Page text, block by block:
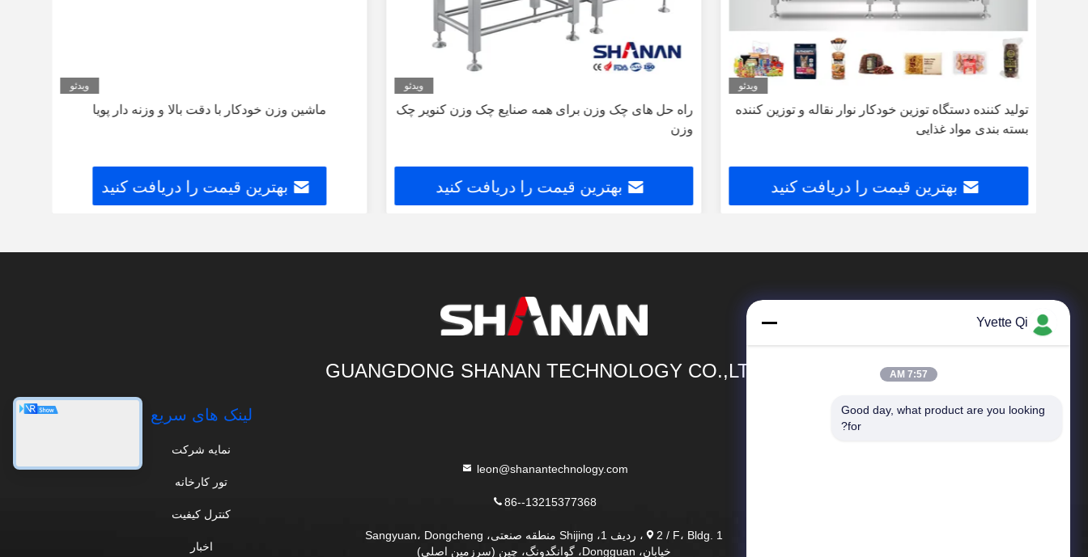
ویدئو
تولید کننده دستگاه توزین خودکار نوار نقاله و توزین کننده
بسته بندی مواد غذایی
بهترین قیمت را دریافت کنید
ویدئو
راه حل های چک وزن برای همه صنایع چک وزن کنویر چک
وزن
بهترین قیمت را دریافت کنید
ویدئو
ماشین وزن خودکار با دقت بالا و وزنه دار پویا
بهترین قیمت را دریافت کنید
GUANGDONG SHANAN TECHNOLOGY CO.,LTD
محصولات
leon@shanantechnology.com
86--13215377368
2 / F، Bldg. 1، ردیف 1، Shijing منطقه صنعتی، Sangyuan، Dongcheng
خیابان، Dongguan، گوانگدونگ، چین (سرزمین اصلی)
لینک های سریع
نمایه شرکت
تور کارخانه
کنترل کیفیت
اخبار
Yvette Qi
7:57 AM
Good day, what product are you looking
for?